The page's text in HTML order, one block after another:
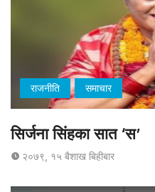
राजनीति समाचार
सिर्जना सिंहका सात ‘स’
२०७९, १५ बैशाख बिहीबार